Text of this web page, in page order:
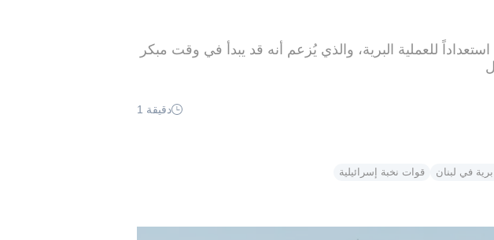
للعملية البرية، والذي يُزعم أنه قد يبدأ في وقت مبكر
دقيقة 1
في لبنان قوات نخبة إسرائيلية